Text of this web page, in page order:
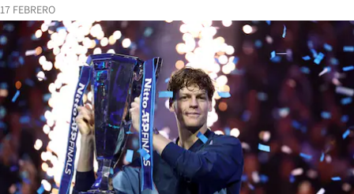
17 FEBRERO